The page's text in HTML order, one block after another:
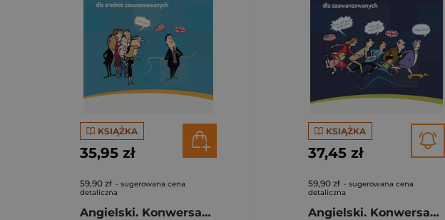
KSIĄŻKA
35,95 zł
59,90 zł - sugerowana cena
detaliczna
Angielski. Konwersacje dla średnio zaawansowanych. Poziom B1-B2
KSIĄŻKA
37,45 zł
59,90 zł - sugerowana cena
detaliczna
Angielski. Konwersacje dla zaawansowanych (C1-C2) + MP3